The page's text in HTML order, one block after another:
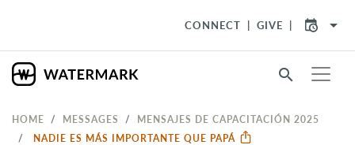
CONNECT GIVE arrow_drop_down
search
HOME MESSAGES
MENSAJES DE CAPACITACIÓN 2025
NADIE ES MÁS IMPORTANTE QUE PAPÁ